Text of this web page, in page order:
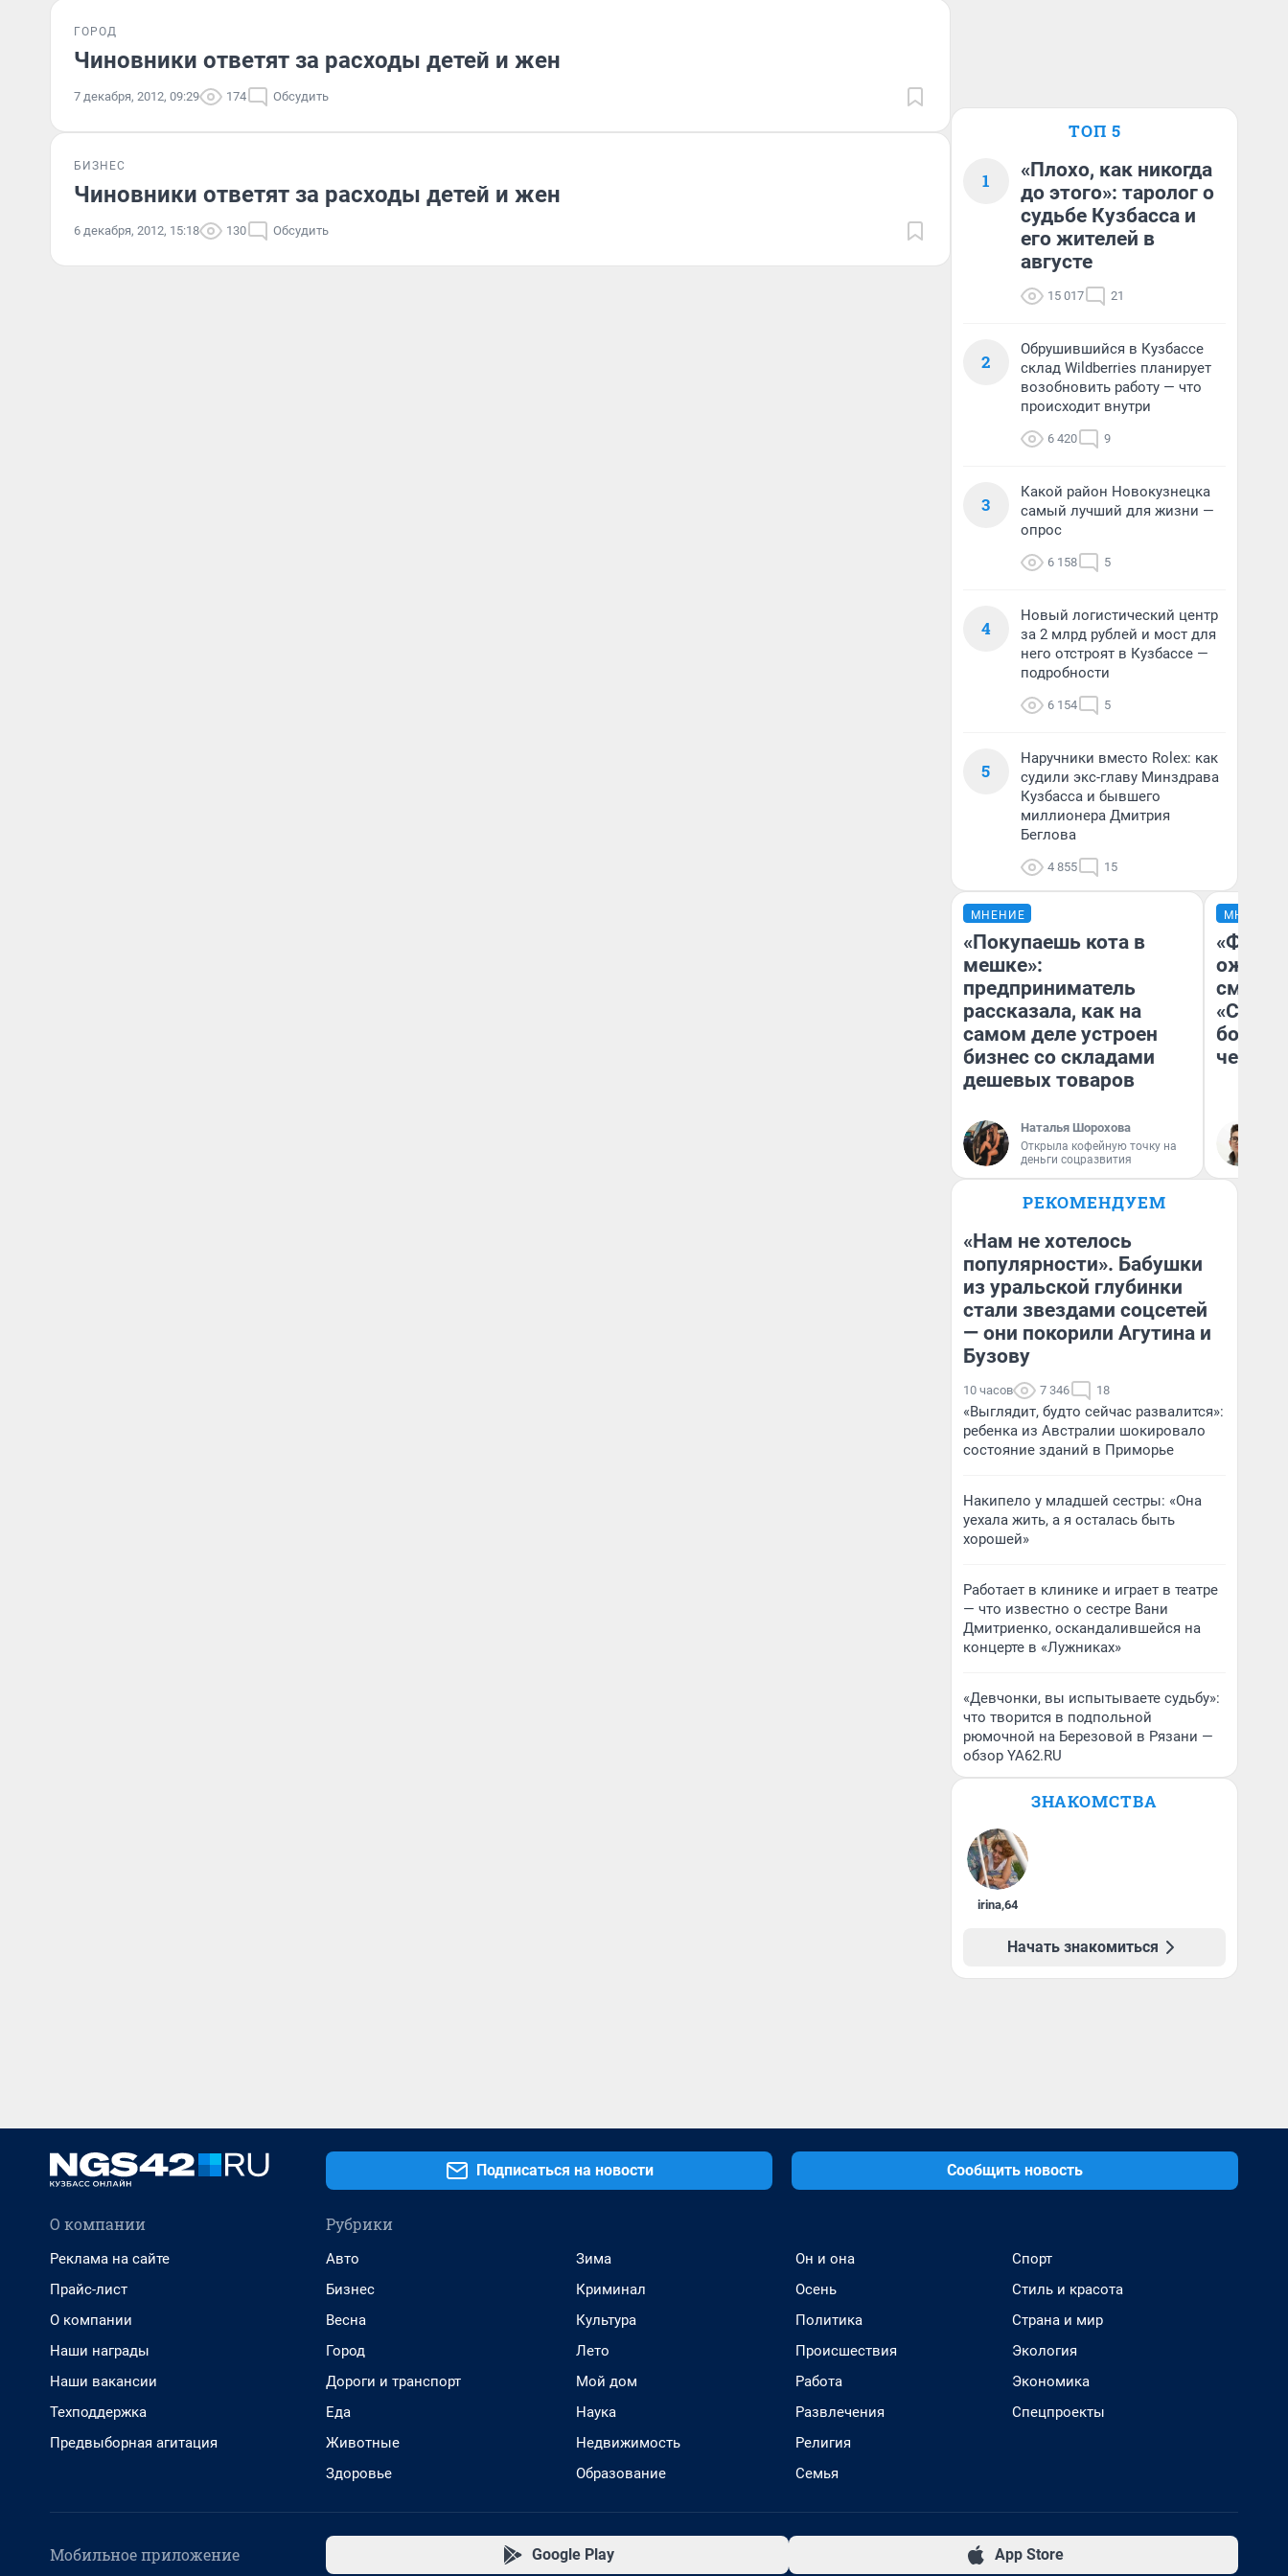
ГОРОД
Чиновники ответят за расходы детей и жен
7 декабря, 2012, 09:29 174 Обсудить
БИЗНЕС
Чиновники ответят за расходы детей и жен
6 декабря, 2012, 15:18 130 Обсудить
ТОП 5
1
«Плохо, как никогда
до этого»: таролог о
судьбе Кузбасса и
его жителей в
августе
15 017 21
2
Обрушившийся в Кузбассе
склад Wildberries планирует
возобновить работу — что
происходит внутри
6 420 9
3
Какой район Новокузнецка
самый лучший для жизни —
опрос
6 158 5
4
Новый логистический центр
за 2 млрд рублей и мост для
него отстроят в Кузбассе —
подробности
6 154 5
5
Наручники вместо Rolex: как
судили экс-главу Минздрава
Кузбасса и бывшего
миллионера Дмитрия
Беглова
4 855 15
МНЕНИЕ
«Покупаешь кота в
мешке»:
предприниматель
рассказала, как на
самом деле устроен
бизнес со складами
дешевых товаров
Наталья Шорохова
Открыла кофейную точку на
деньги соцразвития
МНЕНИЕ
РЕКОМЕНДУЕМ
«Нам не хотелось
популярности». Бабушки
из уральской глубинки
стали звездами соцсетей
— они покорили Агутина и
Бузову
10 часов 7 346 18
«Выглядит, будто сейчас развалится»:
ребенка из Австралии шокировало
состояние зданий в Приморье
Накипело у младшей сестры: «Она
уехала жить, а я осталась быть
хорошей»
Работает в клинике и играет в театре
— что известно о сестре Вани
Дмитриенко, оскандалившейся на
концерте в «Лужниках»
«Девчонки, вы испытываете судьбу»:
что творится в подпольной
рюмочной на Березовой в Рязани —
обзор YA62.RU
ЗНАКОМСТВА
irina,64
Начать знакомиться
Подписаться на новости Сообщить новость
О компании
Реклама на сайте
Прайс-лист
О компании
Наши награды
Наши вакансии
Техподдержка
Предвыборная агитация
Рубрики
Авто
Бизнес
Весна
Город
Дороги и транспорт
Еда
Животные
Здоровье
Зима
Криминал
Культура
Лето
Мой дом
Наука
Недвижимость
Образование
Он и она
Осень
Политика
Происшествия
Работа
Развлечения
Религия
Семья
Спорт
Стиль и красота
Страна и мир
Экология
Экономика
Спецпроекты
Мобильное приложение Google Play App Store